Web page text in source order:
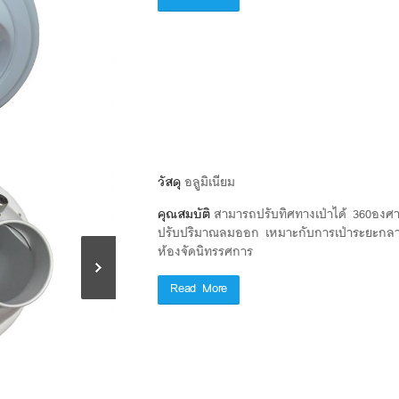
วัสดุอลูมิเนียม
คุณสมบัติสามารถปรับทิศทางเป่าได้ 360อ
ปรับปริมาณลมออก เหมาะกับการเป่าระยะก
ห้องจัดนิทรรศการ
Read More